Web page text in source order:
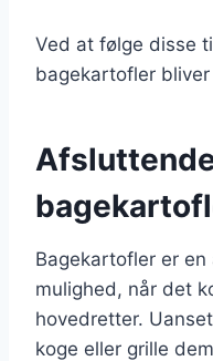
Ved at følge disse
bagekartofler
Bagekartofler er
mulighed, når det
hovedretter.
koge eller grille